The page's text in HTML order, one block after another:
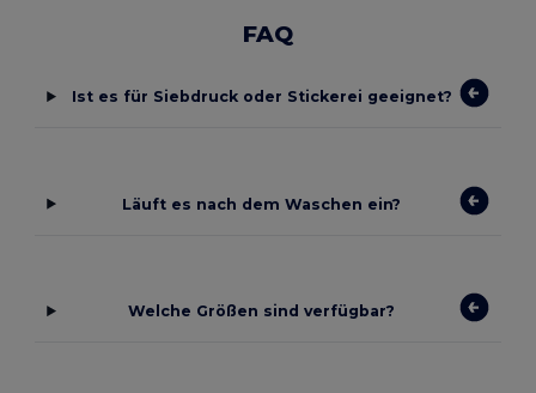
FAQ
Ist es für Siebdruck oder Stickerei geeignet?
Läuft es nach dem Waschen ein?
Welche Größen sind verfügbar?